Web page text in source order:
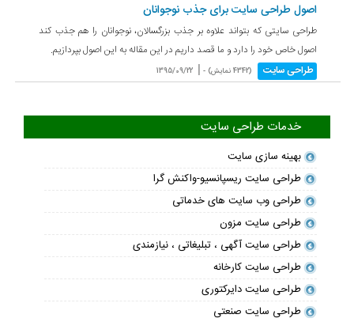
اصول طراحی سایت برای جذب نوجوانان
طراحی سایتی که بتواند علاوه بر جذب بزرگسالان، نوجوانان را هم جذب کند
اصول خاص خود را دارد و ما قصد داریم در این مقاله به این اصول بپردازیم.
طراحی سایت (4342 نمایش) - |
1395/09/22
خدمات طراحی سایت
بهینه سازی سایت
طراحی سایت ریسپانسیو-واکنش گرا
طراحی وب سایت های خدماتی
طراحی سایت مزون
طراحی سایت آگهی ، تبلیغاتی ، نیازمندی
طراحی سایت کارخانه
طراحی سایت دایرکتوری
طراحی سایت صنعتی